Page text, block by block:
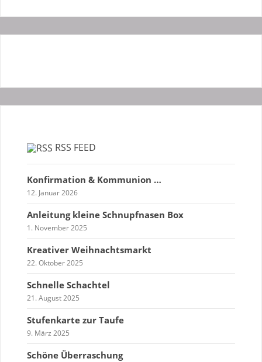
RSS FEED
Konfirmation & Kommunion …
12. Januar 2026
Anleitung kleine Schnupfnasen Box
1. November 2025
Kreativer Weihnachtsmarkt
22. Oktober 2025
Schnelle Schachtel
21. August 2025
Stufenkarte zur Taufe
9. März 2025
Schöne Überraschung